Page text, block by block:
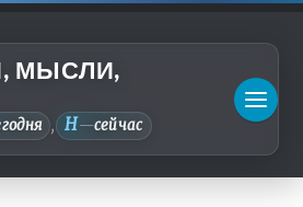
МЫСЛИ,
, Н—сейчас